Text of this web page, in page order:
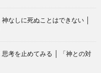
神なしに死ぬことはできない │
思考を止めてみる │ 「神との対